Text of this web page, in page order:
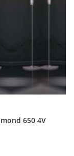
650 4V